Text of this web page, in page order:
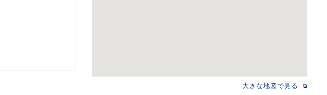
大きな地図で見る